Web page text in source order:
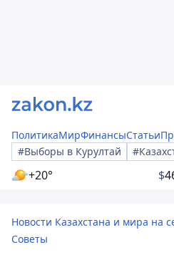
ПолитикаМирФинансыСтатьи
#Выборы в Курултай
+20° $
Новости Казахстана и мира на
Советы